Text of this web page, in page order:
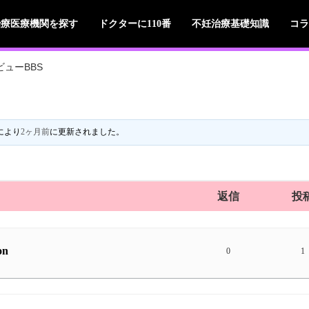
医療機関を探す ドクターに110番 不妊治療基礎知識 コ
ューBBS
より2ヶ月前に更新されました。
返信 投
0 1